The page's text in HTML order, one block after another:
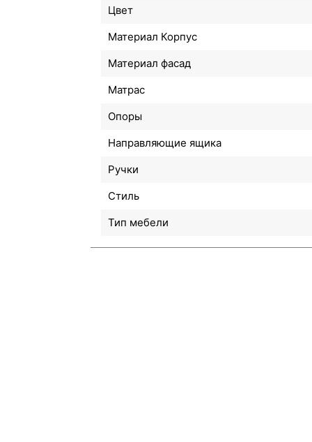
Цвет
Материал Корпус
Материал фасад
Матрас
Опоры
Направляющие ящика
Ручки
Стиль
Тип мебели